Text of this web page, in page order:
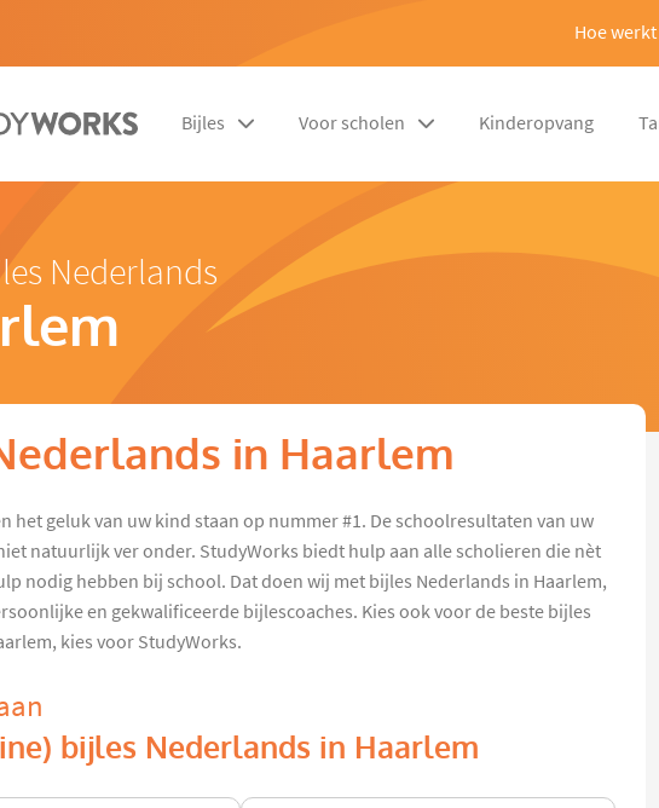
Hoe
Bijles Voor scholen Kinderopvang
Nederlands
in Haarlem
het geluk van uw kind staan op nummer #1. De schoolresultaten van uw
natuurlijk ver onder. StudyWorks biedt hulp aan alle scholieren die nèt
nodig hebben bij school. Dat doen wij met bijles Nederlands in Haarlem,
en gekwalificeerde bijlescoaches. Kies ook voor de beste bijles
kies voor StudyWorks.
bijles Nederlands in Haarlem